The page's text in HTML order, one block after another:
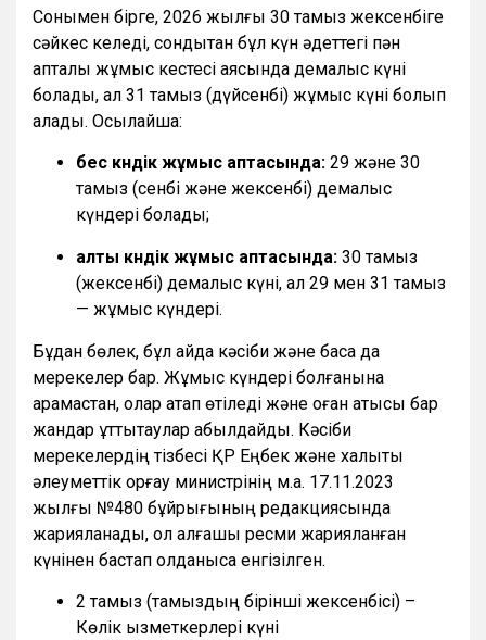
Сонымен бірге, 2026 жылғы 30 тамыз жексенбіге
сәйкес келеді, сондықтан бұл күн әдеттегі пән
апталық жұмыс кестесі аясында демалыс күні
болады, ал 31 тамыз (дүйсенбі) жұмыс күні болып
қалады. Осылайша:
бес күндік жұмыс аптасында: 29 және 30
тамыз (сенбі және жексенбі) демалыс
күндері болады;
алты күндік жұмыс аптасында: 30 тамыз
(жексенбі) демалыс күні, ал 29 мен 31 тамыз
— жұмыс күндері.
Бұдан бөлек, бұл айда кәсіби және басқа да
мерекелер бар. Жұмыс күндері болғанына
қарамастан, олар атап өтіледі және оған қатысы бар
жандар құттықтаулар қабылдайды. Кәсіби
мерекелердің тізбесі ҚР Еңбек және халықты
әлеуметтік қорғау министрінің м.а. 17.11.2023
жылғы №480 бұйрығының редакциясында
жарияланады, ол алғашқы ресми жарияланған
күнінен бастап қолданысқа енгізілген.
2 тамыз (тамыздың бірінші жексенбісі) –
Көлік қызметкерлері күні